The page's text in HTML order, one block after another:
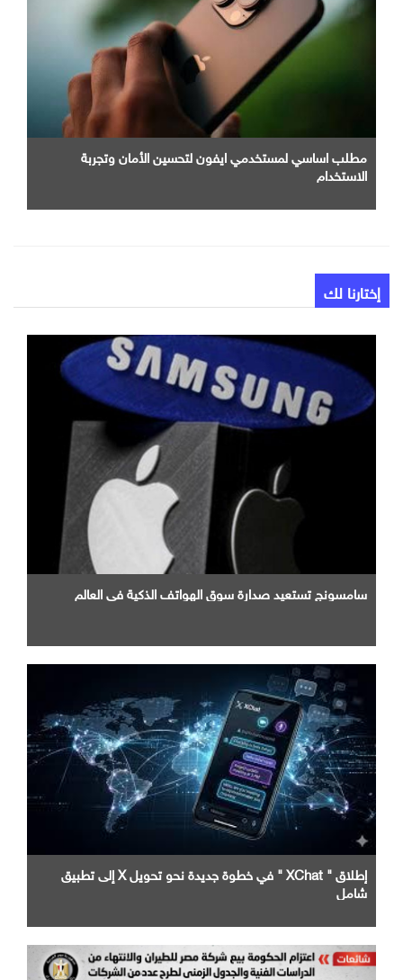
مطلب اساسي لمستخدمي ايفون لتحسين الأمان وتجربة
الاستخدام
إختارنا لك
سامسونج تستعيد صدارة سوق الهواتف الذكية في العالم
إطلاق " XChat " في خطوة جديدة نحو تحويل X إلى تطبيق
شامل